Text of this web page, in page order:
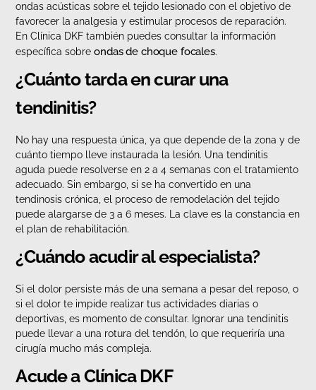
ondas acústicas sobre el tejido lesionado con el objetivo de
favorecer la analgesia y estimular procesos de reparación.
En Clínica DKF también puedes consultar la información
específica sobreondas de choque focales.
¿Cuánto tarda en curar una
tendinitis?
No hay una respuesta única, ya que depende de la zona y de
cuánto tiempo lleve instaurada la lesión. Una tendinitis
aguda puede resolverse en 2 a 4 semanas con el tratamiento
adecuado. Sin embargo, si se ha convertido en una
tendinosis crónica, el proceso de remodelación del tejido
puede alargarse de 3 a 6 meses. La clave es la constancia en
el plan de rehabilitación.
¿Cuándo acudir al especialista?
Si el dolor persiste más de una semana a pesar del reposo, o
si el dolor te impide realizar tus actividades diarias o
deportivas, es momento de consultar. Ignorar una tendinitis
puede llevar a una rotura del tendón, lo que requeriría una
cirugía mucho más compleja.
Acude a Clínica DKF